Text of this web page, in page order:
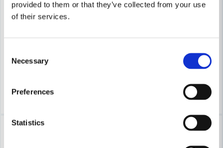
provided to them or that they’ve collected from your use
of their services.
Selection
Necessary
Preferences
Statistics
COBOLT
Cobolt Skivnotfräs L=10 F=12mm
Leveranstid ifrån leverantör ca
Köp
Leveranstid ifrån leverantör ca
-7%